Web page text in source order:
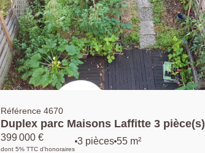
Référence 4670
Duplex parc Maisons Laffitte 3 pièce(s) 2 chambres
jardin parfait état
399 000 €
dont 5% TTC d'honoraires
3 pièces 55 m²